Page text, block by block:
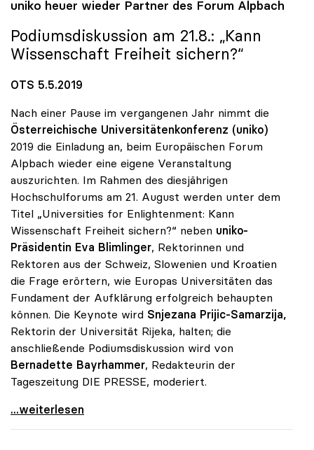
uniko heuer wieder Partner des Forum Alpbach
Podiumsdiskussion am 21.8.: „Kann
Wissenschaft Freiheit sichern?“
OTS 5.5.2019
Nach einer Pause im vergangenen Jahr nimmt die
Österreichische Universitätenkonferenz (uniko)
2019 die Einladung an, beim Europäischen Forum
Alpbach wieder eine eigene Veranstaltung
auszurichten. Im Rahmen des diesjährigen
Hochschulforums am 21. August werden unter dem
Titel „Universities for Enlightenment: Kann
Wissenschaft Freiheit sichern?“ neben uniko-
Präsidentin Eva Blimlinger, Rektorinnen und
Rektoren aus der Schweiz, Slowenien und Kroatien
die Frage erörtern, wie Europas Universitäten das
Fundament der Aufklärung erfolgreich behaupten
können. Die Keynote wird Snjezana Prijic-Samarzija,
Rektorin der Universität Rijeka, halten; die
anschließende Podiumsdiskussion wird von
Bernadette Bayrhammer, Redakteurin der
Tageszeitung DIE PRESSE, moderiert.
uniko heuer wieder Partner des Forum Alpbach
...weiterlesen